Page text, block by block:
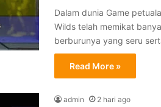
Dalam dunia Game
Wilds telah memikat
berburunya yang seru
Read More »
admin 2 hari ago